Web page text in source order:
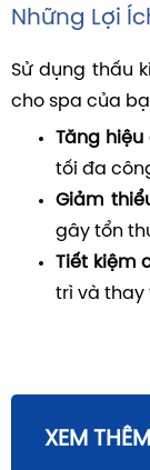
Những Lợi
Sử dụng thấu
cho spa của
Tăng hiệu
tối đa
Giảm
gây tổn
Tiết kiệm
trì và thay
XEM THÊM